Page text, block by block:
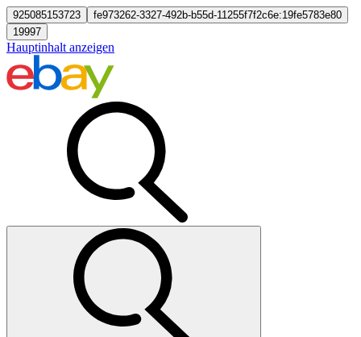
925085153723
fe973262-3327-492b-b55d-11255f7f2c6e:19fe5783e80
19997
Hauptinhalt anzeigen